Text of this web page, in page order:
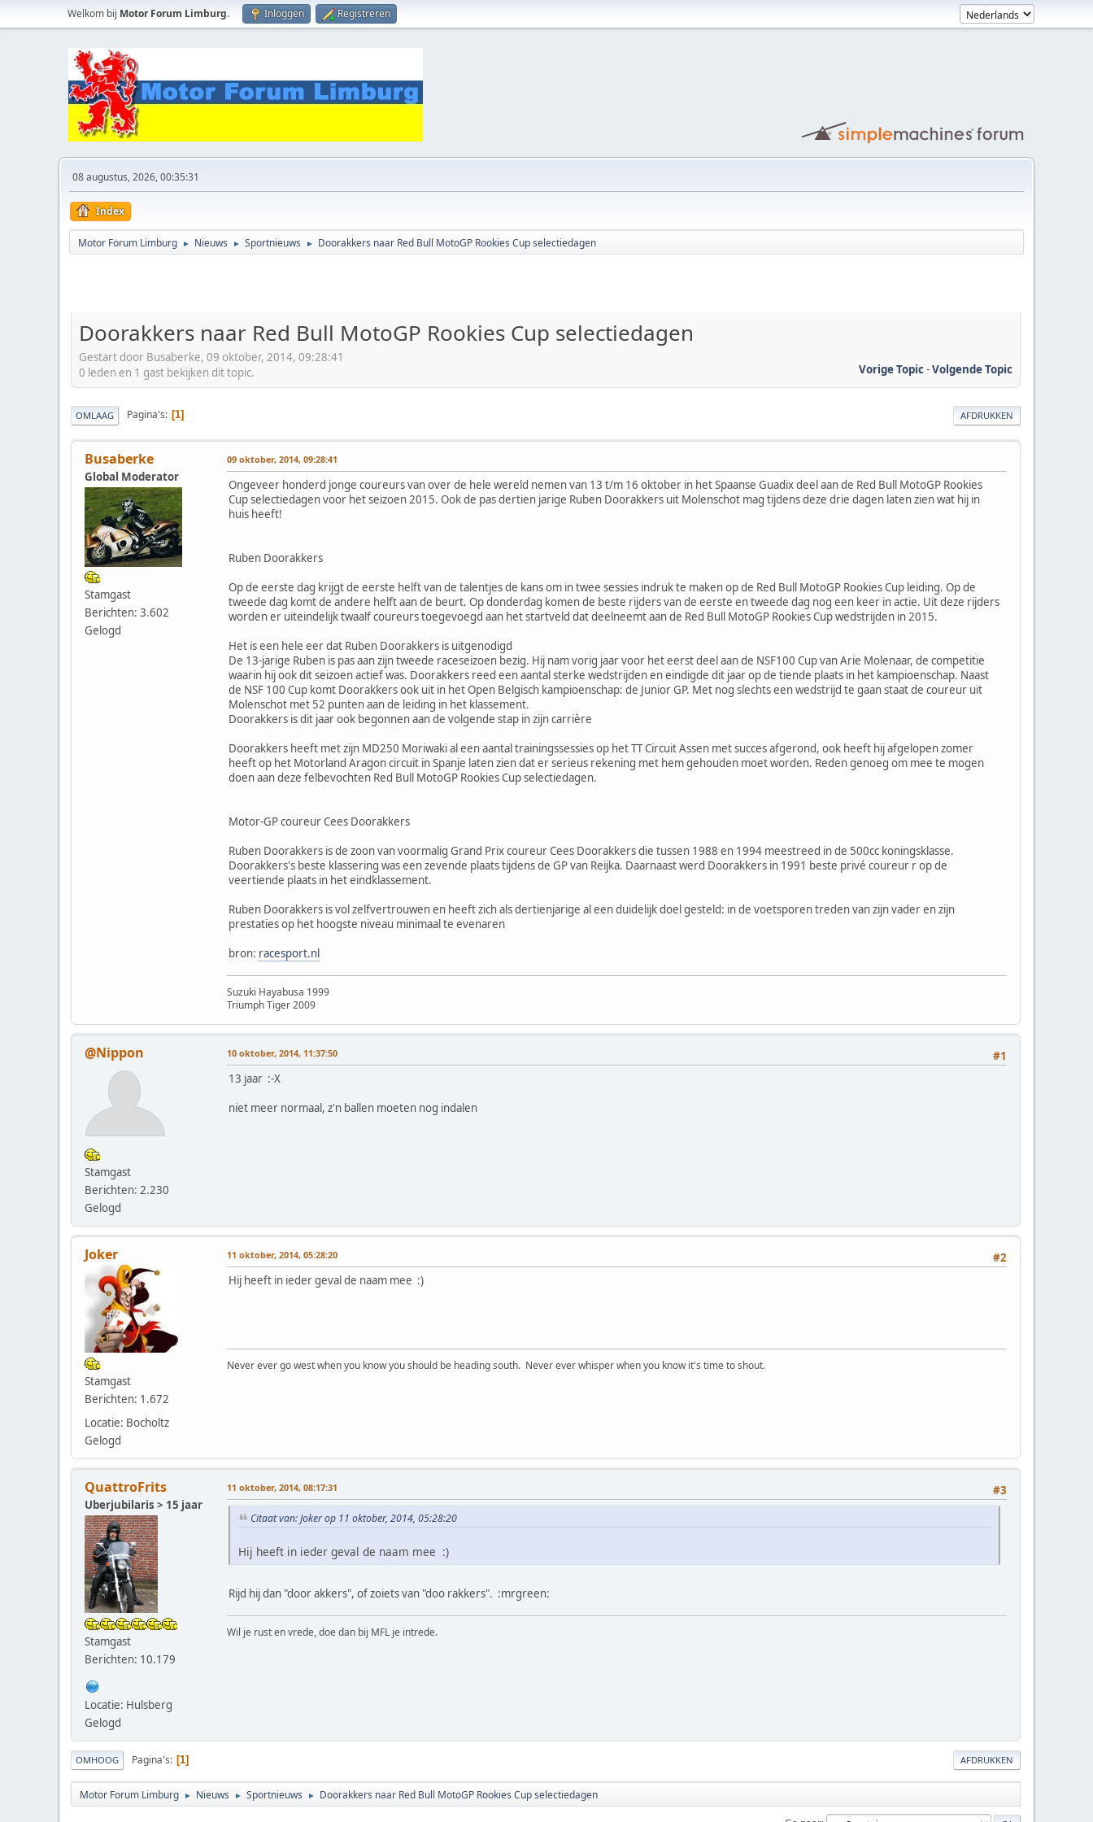
Welkom bij Motor Forum Limburg. Inloggen Registreren
08 augustus, 2026, 00:35:31
Index
Motor Forum Limburg ► Nieuws ► Sportnieuws ► Doorakkers naar Red Bull MotoGP Rookies Cup selectiedagen
Doorakkers naar Red Bull MotoGP Rookies Cup selectiedagen
Gestart door Busaberke, 09 oktober, 2014, 09:28:41
Vorige Topic-Volgende Topic
0 leden en 1 gast bekijken dit topic.
AFDRUKKEN
OMLAAG Pagina's 1
Busaberke
Global Moderator
Stamgast
Berichten: 3.602
Gelogd
09 oktober, 2014, 09:28:41
Ongeveer honderd jonge coureurs van over de hele wereld nemen van 13 t/m 16 oktober in het Spaanse Guadix deel aan de Red Bull MotoGP Rookies
Cup selectiedagen voor het seizoen 2015. Ook de pas dertien jarige Ruben Doorakkers uit Molenschot mag tijdens deze drie dagen laten zien wat hij in
huis heeft!
Ruben Doorakkers
Op de eerste dag krijgt de eerste helft van de talentjes de kans om in twee sessies indruk te maken op de Red Bull MotoGP Rookies Cup leiding. Op de
tweede dag komt de andere helft aan de beurt. Op donderdag komen de beste rijders van de eerste en tweede dag nog een keer in actie. Uit deze rijders
worden er uiteindelijk twaalf coureurs toegevoegd aan het startveld dat deelneemt aan de Red Bull MotoGP Rookies Cup wedstrijden in 2015.
Het is een hele eer dat Ruben Doorakkers is uitgenodigd
De 13-jarige Ruben is pas aan zijn tweede raceseizoen bezig. Hij nam vorig jaar voor het eerst deel aan de NSF100 Cup van Arie Molenaar, de competitie
waarin hij ook dit seizoen actief was. Doorakkers reed een aantal sterke wedstrijden en eindigde dit jaar op de tiende plaats in het kampioenschap. Naast
de NSF 100 Cup komt Doorakkers ook uit in het Open Belgisch kampioenschap: de Junior GP. Met nog slechts een wedstrijd te gaan staat de coureur uit
Molenschot met 52 punten aan de leiding in het klassement.
Doorakkers is dit jaar ook begonnen aan de volgende stap in zijn carrière
Doorakkers heeft met zijn MD250 Moriwaki al een aantal trainingssessies op het TT Circuit Assen met succes afgerond, ook heeft hij afgelopen zomer
heeft op het Motorland Aragon circuit in Spanje laten zien dat er serieus rekening met hem gehouden moet worden. Reden genoeg om mee te mogen
doen aan deze felbevochten Red Bull MotoGP Rookies Cup selectiedagen.
Motor-GP coureur Cees Doorakkers
Ruben Doorakkers is de zoon van voormalig Grand Prix coureur Cees Doorakkers die tussen 1988 en 1994 meestreed in de 500cc koningsklasse.
Doorakkers's beste klassering was een zevende plaats tijdens de GP van Reijka. Daarnaast werd Doorakkers in 1991 beste privé coureur r op de
veertiende plaats in het eindklassement.
Ruben Doorakkers is vol zelfvertrouwen en heeft zich als dertienjarige al een duidelijk doel gesteld: in de voetsporen treden van zijn vader en zijn
prestaties op het hoogste niveau minimaal te evenaren
bron: racesport.nl
Suzuki Hayabusa 1999
Triumph Tiger 2009
@Nippon
Stamgast
Berichten: 2.230
Gelogd
#1
10 oktober, 2014, 11:37:50
13 jaar :-X
niet meer normaal, z'n ballen moeten nog indalen
Joker
Stamgast
Berichten: 1.672
Locatie: Bocholtz
Gelogd
#2
11 oktober, 2014, 05:28:20
Hij heeft in ieder geval de naam mee :)
Never ever go west when you know you should be heading south. Never ever whisper when you know it's time to shout.
QuattroFrits
Uberjubilaris > 15 jaar
Stamgast
Berichten: 10.179
Locatie: Hulsberg
Gelogd
#3
11 oktober, 2014, 08:17:31
Citaat van: Joker op 11 oktober, 2014, 05:28:20
Hij heeft in ieder geval de naam mee :)
Rijd hij dan "door akkers", of zoiets van "doo rakkers". :mrgreen:
Wil je rust en vrede, doe dan bij MFL je intrede.
AFDRUKKEN
OMHOOG Pagina's 1
Motor Forum Limburg ► Nieuws ► Sportnieuws ► Doorakkers naar Red Bull MotoGP Rookies Cup selectiedagen